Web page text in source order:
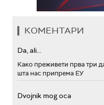
КОМЕНТАРИ
Da, ali...
Како преживети прва три
шта нас припрема ЕУ
Dvojnik mog oca